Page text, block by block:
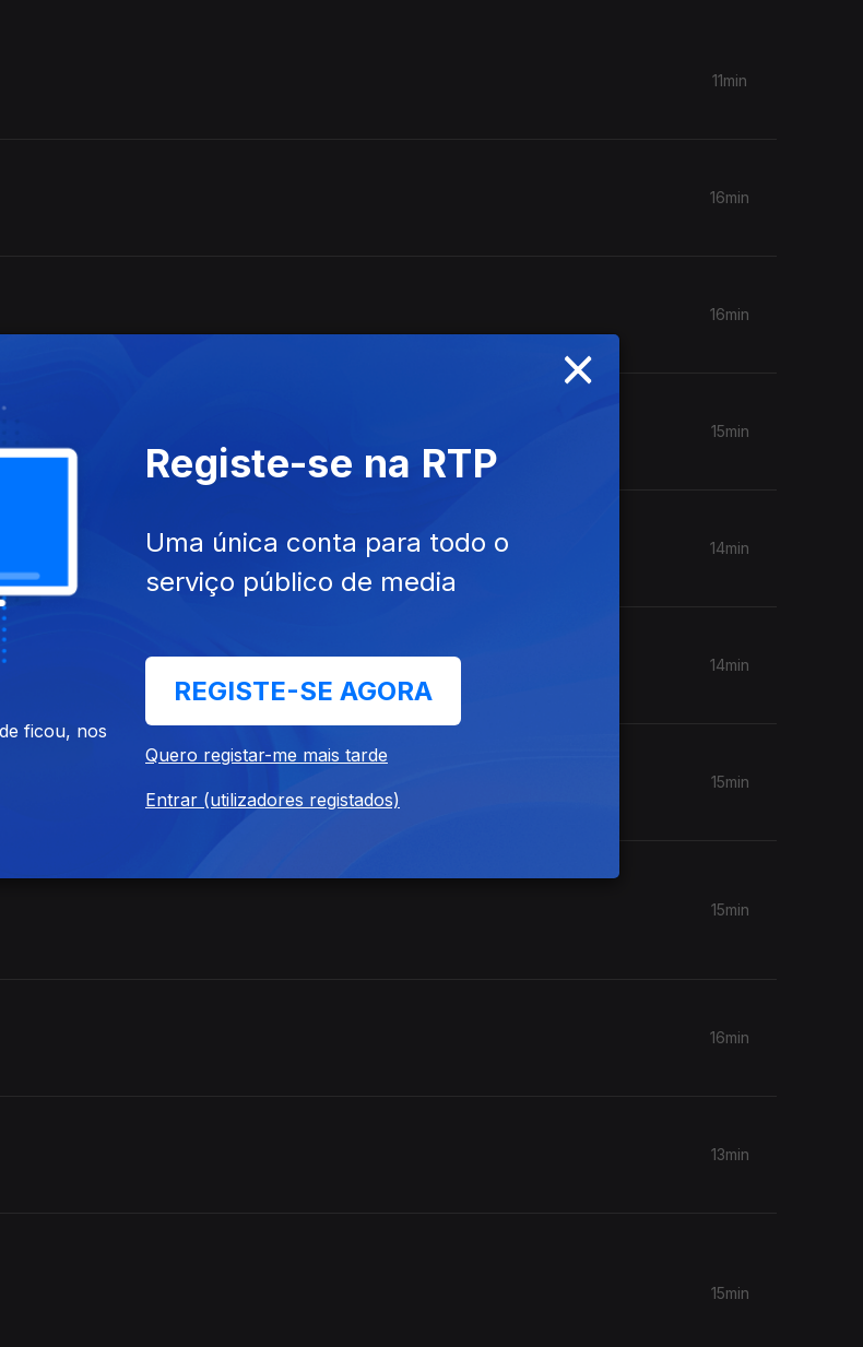
11min
16min
16min
15min
14min
14min
15min
15min
16min
13min
15min
×
ficou, nos
Registe-se na RTP
Uma única conta para todo o
serviço público de media
REGISTE-SE AGORA
Quero registar-me mais tarde
Entrar (utilizadores registados)